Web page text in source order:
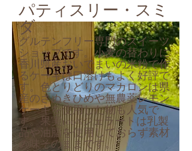
パティスリー・スミ
ダ
​グルテンフリー専門のスイーツ
ショップです。小麦の替わりに
香川県産おいでまいの米粉で作
るケーキは口溶けもよく好評で
す。色とりどりのマカロンは県
産のさぬきひめや無農薬レモン
ケーキを使用した物も人気で
す。果実100%ジェラートは乳製
品や油脂を使用しておらず素材
の味そのままです。